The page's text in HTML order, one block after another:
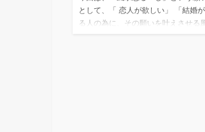
として、「 恋人が欲しい」 「結婚
る人の為に、その願いを叶えさせる